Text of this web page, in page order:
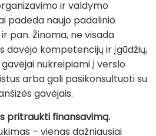
ir valdymo
padeda naujo padalinio
pan. Žinoma, ne visada
davėjo kompetencijų ir įgūdžių,
nukreipiami į verslo
arba gali pasikonsultuoti su
gavėjais.
pritraukti finansavimą.
– vienas dažniausiai